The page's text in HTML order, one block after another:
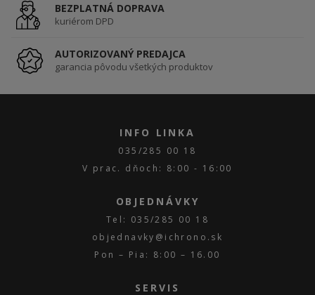
BEZPLATNÁ DOPRAVA
kuriérom DPD
AUTORIZOVANÝ PREDAJCA
garancia pôvodu všetkých produktov
INFO LINKA
035/285 00 18
V prac. dňoch: 8:00 - 16:00
OBJEDNÁVKY
Tel: 035/285 00 18
objednavky@ichrono.sk
Pon – Pia: 8:00 – 16.00
SERVIS